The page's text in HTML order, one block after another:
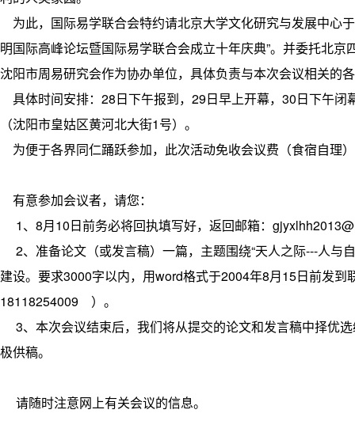
为此，国际易学联合会特约请北京大学文化研究与发展中心
明国际高峰论坛暨国际易学联合会成立十年庆典”。并委托北
沈阳市周易研究会作为协办单位，具体负责与本次会议相关的
具体时间安排：28日下午报到，29日早上开幕，30日下午
（沈阳市皇姑区黄河北大街1号）。
为便于各界同仁踊跃参加，此次活动免收会议费（食宿自理
有意参加会议者，请您：
1、8月10日前务必将回执填写好，返回邮箱：
2、准备论文（或发言稿）一篇，主题围绕“天人之际---人与
建设。要求3000字以内，用word格式于2004年8月15日前发到
18118254009 ）。
3、本次会议结束后，我们将从提交的论文和发言稿中择优
极供稿。
请随时注意网上有关会议的信息。